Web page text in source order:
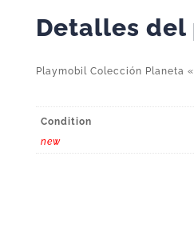
Detalles
Playmobil Colección Planeta
Condition
new